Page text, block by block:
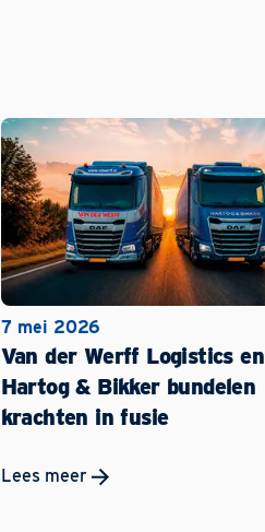
7 mei 2026
Van der Werff Logistics en
Hartog & Bikker bundelen
krachten in fusie
Lees meer